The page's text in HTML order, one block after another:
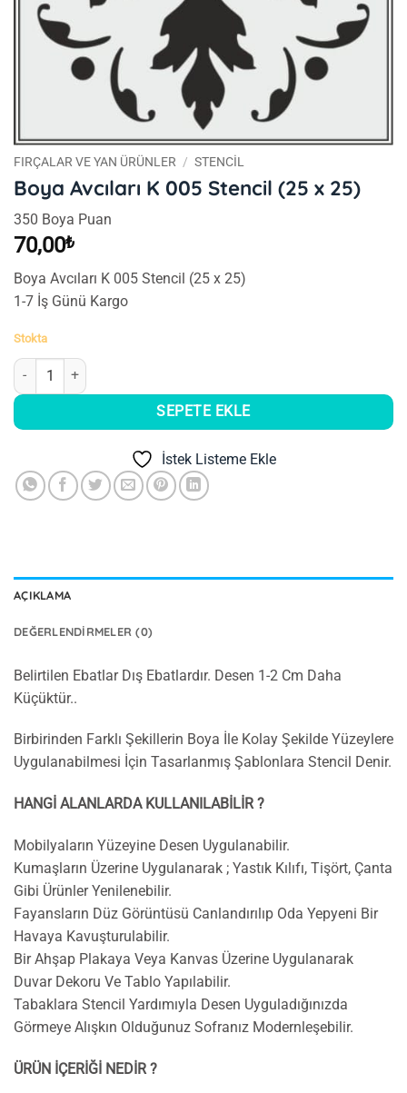
FIRÇALAR VE YAN ÜRÜNLER / STENCIL
Boya Avcıları K 005 Stencil (25 x 25)
350 Boya Puan
70,00₺
Boya Avcıları K 005 Stencil (25 x 25)
1-7 İş Günü Kargo
Stokta
Boya Avcıları K 005 Stencil (25 x 25) adet
SEPETE EKLE
İstek Listeme Ekle
AÇIKLAMA
DEĞERLENDIRMELER (0)
Belirtilen Ebatlar Dış Ebatlardır. Desen 1-2 Cm Daha
Küçüktür..
Birbirinden Farklı Şekillerin Boya İle Kolay Şekilde Yüzeylere
Uygulanabilmesi İçin Tasarlanmış Şablonlara Stencil Denir.
HANGİ ALANLARDA KULLANILABİLİR ?
Mobilyaların Yüzeyine Desen Uygulanabilir.
Kumaşların Üzerine Uygulanarak ; Yastık Kılıfı, Tişört, Çanta
Gibi Ürünler Yenilenebilir.
Fayansların Düz Görüntüsü Canlandırılıp Oda Yepyeni Bir
Havaya Kavuşturulabilir.
Bir Ahşap Plakaya Veya Kanvas Üzerine Uygulanarak
Duvar Dekoru Ve Tablo Yapılabilir.
Tabaklara Stencil Yardımıyla Desen Uyguladığınızda
Görmeye Alışkın Olduğunuz Sofranız Modernleşebilir.
ÜRÜN İÇERİĞİ NEDİR ?